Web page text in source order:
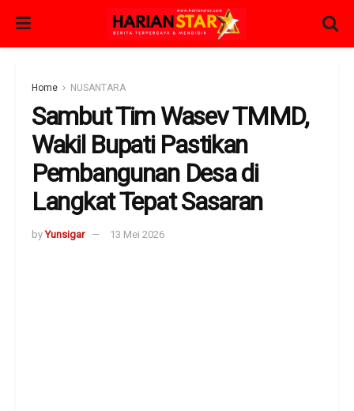
Home NUSANTARA
Sambut Tim Wasev TMMD,
Wakil Bupati Pastikan
Pembangunan Desa di
Langkat Tepat Sasaran
by Yunsigar 13 Mei 2026